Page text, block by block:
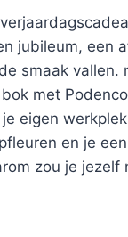
jubileum, een
smaak vallen.
met
eigen
en je
zou je jezelf